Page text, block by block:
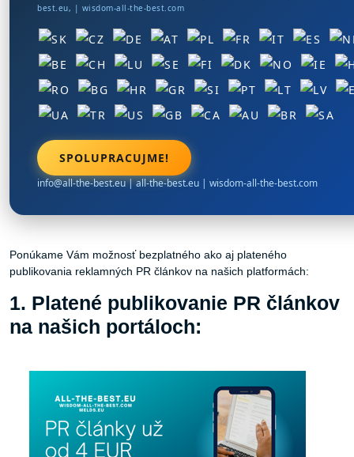
best.eu, | wisdom-all-the-best.com
SPOLUPRACUJME!
info@all-the-best.eu|all-the-best.eu | wisdom-all-the-best.com
Ponúkame Vám možnosť bezplatného ako aj plateného
publikovania reklamných PR článkov na našich platformách:
1. Platené publikovanie PR článkov
na našich portáloch: